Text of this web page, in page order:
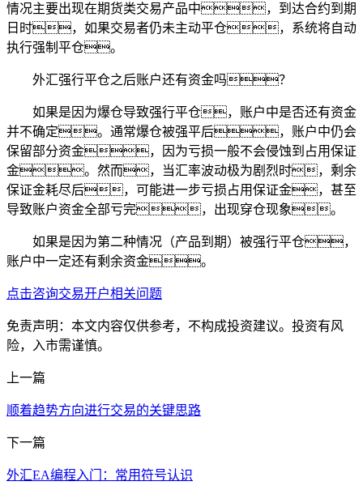
情况主要出现在期货类交易产品中，到达合约到期
日时，如果交易者仍未主动平仓，系统将自动
执行强制平仓。
外汇强行平仓之后账户还有资金吗？
如果是因为爆仓导致强行平仓，账户中是否还有资金
并不确定。通常爆仓被强平后，账户中仍会
保留部分资金，因为亏损一般不会侵蚀到占用保证
金。然而，当汇率波动极为剧烈时，剩余
保证金耗尽后，可能进一步亏损占用保证金，甚至
导致账户资金全部亏完，出现穿仓现象。
如果是因为第二种情况（产品到期）被强行平仓，
账户中一定还有剩余资金。
点击咨询交易开户相关问题
免责声明：本文内容仅供参考，不构成投资建议。投资有风
险，入市需谨慎。
上一篇
顺着趋势方向进行交易的关键思路
下一篇
外汇EA编程入门：常用符号认识